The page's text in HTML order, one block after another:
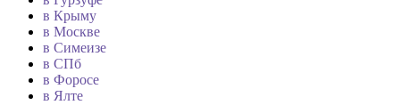
в Крыму
в Москве
в Симеизе
в СПб
в Форосе
в Ялте